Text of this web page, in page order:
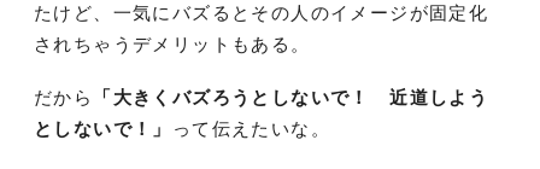
たけど、一気にバズるとその人のイメージが固定化
されちゃうデメリットもある。
だから
「大きくバズろうとしないで！ 近道しよう
としないで！」
って伝えたいな。